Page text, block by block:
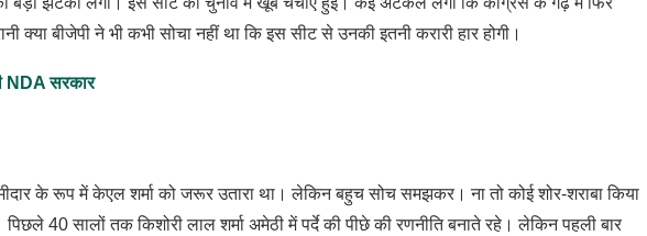
क्या बीजेपी ने भी कभी सोचा नहीं था कि इस सीट से उनकी इतनी करारी हार होगी।
NDA सरकार
के रूप में केएल शर्मा को जरूर उतारा था। लेकिन बहुच सोच समझकर। ना तो कोई शोर-शराबा किया
40 सालों तक किशोरी लाल शर्मा अमेठी में पर्दे की पीछे की रणनीति बनाते रहे। लेकिन पहली बार